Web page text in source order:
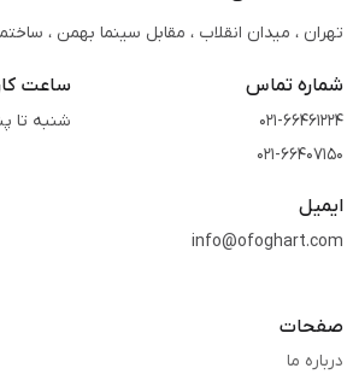
تهران ، میدان انقلاب ، مقابل سینما بهمن ،
شماره تماس
021-66461224
021-66407150
ساعت
شنبه تا پنج
ایمیل
info@ofoghart.com
صفحات
درباره ما